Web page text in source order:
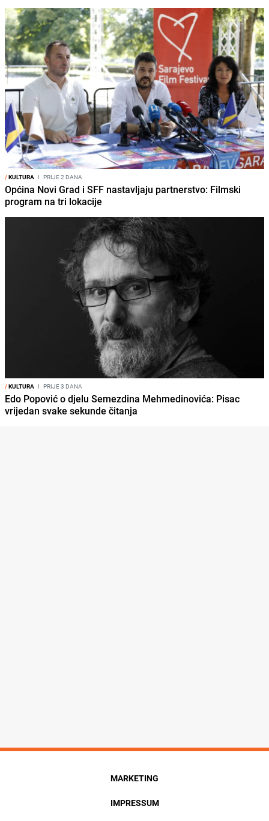
/KULTURA I PRIJE 2 DANA
Općina Novi Grad i SFF nastavljaju partnerstvo: Filmski
program na tri lokacije
/KULTURA I PRIJE 3 DANA
Edo Popović o djelu Semezdina Mehmedinovića: Pisac
vrijedan svake sekunde čitanja
MARKETING
IMPRESSUM